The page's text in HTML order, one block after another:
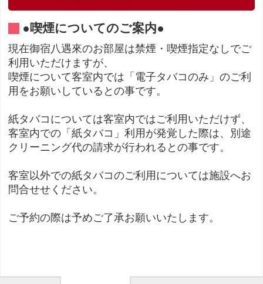
●喫煙についてのご案内●
現在御宿八遇來のお部屋は禁煙・喫煙指定なしでご
利用いただけますが、
喫煙について客室内では「電子タバコのみ」のご利
用をお願いしているとの事です。
紙タバコについては客室内ではご利用いただけず、
客室内での「紙タバコ」利用が発覚した際は、別途
クリーニング代の請求が行われるとの事です。
客室以外での紙タバコのご利用については施設へお
問合せせください。
ご予約の際は予めご了承お願いいたします。